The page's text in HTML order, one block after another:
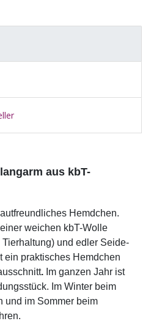
aus kbT-
Hemdchen.
weichen kbT-Wolle
und edler Seide-
ein praktisches Hemdchen
. Im ganzen Jahr ist
Im Winter beim
und im Sommer beim